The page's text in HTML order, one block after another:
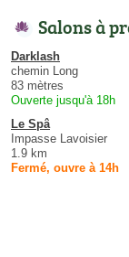
Salons à
Darklash
chemin Long
83 mètres
Ouverte jusqu'à 18h
Le Spâ
Impasse Lavoisier
1.9 km
Fermé, ouvre à 14h